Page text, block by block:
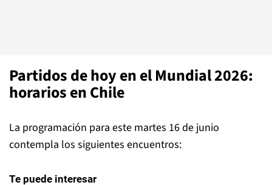
Partidos de hoy en el Mundial 2026:
horarios en Chile
La programación para este martes 16 de junio
contempla los siguientes encuentros:
Te puede interesar